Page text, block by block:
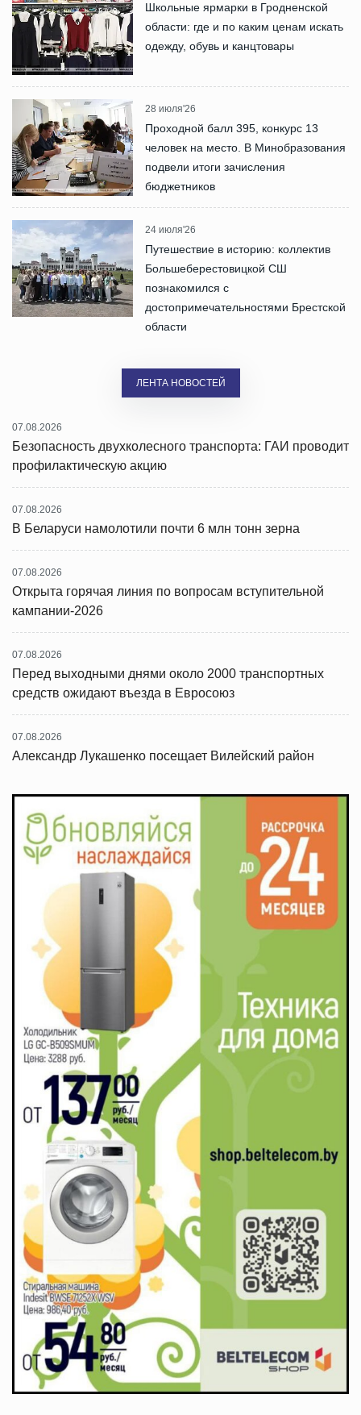
Школьные ярмарки в Гродненской
области: где и по каким ценам искать
одежду, обувь и канцтовары
28 июля'26
Проходной балл 395, конкурс 13
человек на место. В Минобразования
подвели итоги зачисления
бюджетников
24 июля'26
Путешествие в историю: коллектив
Большеберестовицкой СШ
познакомился с
достопримечательностями Брестской
области
ЛЕНТА НОВОСТЕЙ
07.08.2026
Безопасность двухколесного транспорта: ГАИ проводит
профилактическую акцию
07.08.2026
В Беларуси намолотили почти 6 млн тонн зерна
07.08.2026
Открыта горячая линия по вопросам вступительной
кампании-2026
07.08.2026
Перед выходными днями около 2000 транспортных
средств ожидают въезда в Евросоюз
07.08.2026
Александр Лукашенко посещает Вилейский район